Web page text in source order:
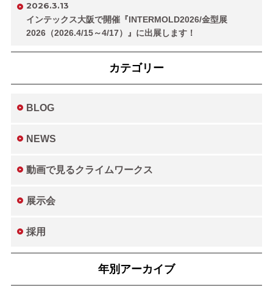
2026.3.13
インテックス大阪で開催『INTERMOLD2026/金型展
2026（2026.4/15～4/17）』に出展します！
カテゴリー
BLOG
NEWS
動画で見るクライムワークス
展示会
採用
年別アーカイブ